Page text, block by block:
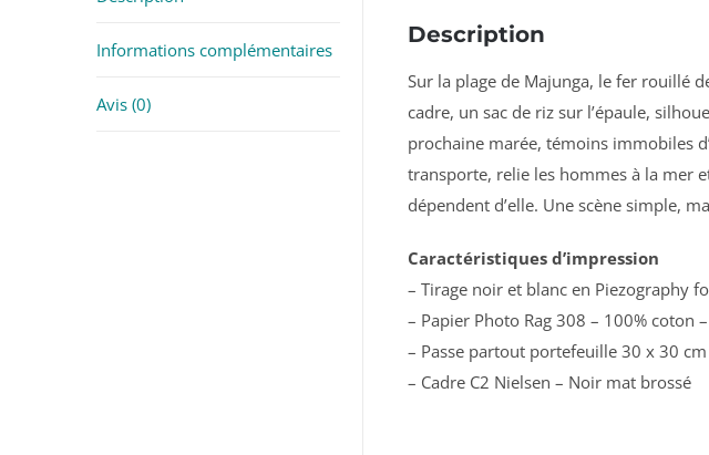
Informations complémentaires
Avis (0)
Description
Sur la plage de Majunga, le fer rouillé
cadre, un sac de riz sur l’épaule,
prochaine marée, témoins immobiles
transporte, relie les hommes à la mer
dépendent d’elle. Une scène simple,
Caractéristiques d’impression
– Tirage noir et blanc en Piezography
– Papier Photo Rag 308 – 100% coton
– Passe partout portefeuille 30 x 30 cm
– Cadre C2 Nielsen – Noir mat brossé